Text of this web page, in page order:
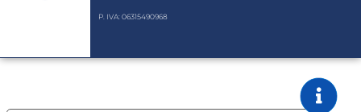
P. IVA: 06315490968